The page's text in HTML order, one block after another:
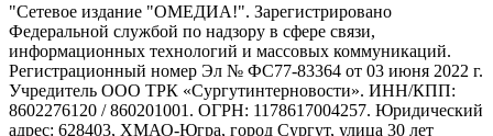
"Сетевое издание "ОМЕДИА!". Зарегистрировано
Федеральной службой по надзору в сфере связи,
информационных технологий и массовых коммуникаций.
Регистрационный номер Эл № ФС77-83364 от 03 июня 2022 г.
Учредитель ООО ТРК «Сургутинтерновости». ИНН/КПП:
8602276120 / 860201001. ОГРН: 1178617004257. Юридический
адрес: 628403, ХМАО-Югра, город Сургут, улица 30 лет